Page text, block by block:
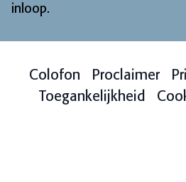
inloop.
Colofon Proclaimer
Toegankelijkheid